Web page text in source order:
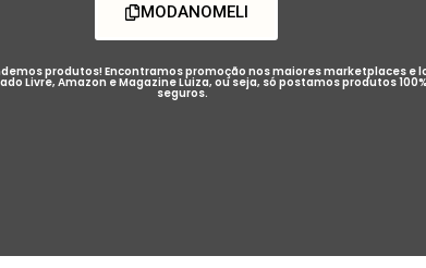
MODANOMELI
produtos! Encontramos promoção nos maiores marketplaces e
Livre, Amazon e Magazine Luiza, ou seja, só postamos produtos
seguros.